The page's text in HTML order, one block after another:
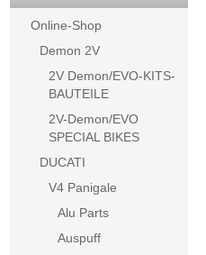
Online-Shop
Demon 2V
2V Demon/EVO-KITS-
BAUTEILE
2V-Demon/EVO
SPECIAL BIKES
DUCATI
V4 Panigale
Alu Parts
Auspuff